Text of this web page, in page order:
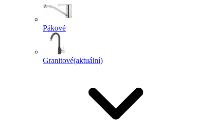
Pákové
Granitové(aktuální)